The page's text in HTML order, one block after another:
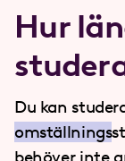
Hur
Du kan
omställnings
behöver inte